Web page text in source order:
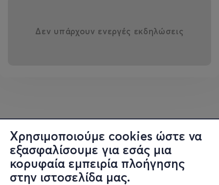
Χρησιμοποιούμε cookies ώστε να
εξασφαλίσουμε για εσάς μια
κορυφαία εμπειρία πλοήγησης
στην ιστοσελίδα μας.
του χαρακτήρα.Όλα τα έσοδα από τα εισιτήρια της
Δεν υπάρχουν ενεργές εκδηλώσεις